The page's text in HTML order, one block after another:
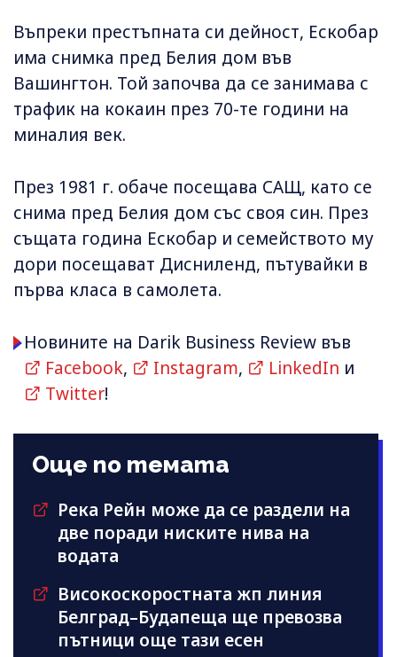
Въпреки престъпната си дейност, Ескобар
има снимка пред Белия дом във
Вашингтон. Той започва да се занимава с
трафик на кокаин през 70-те години на
миналия век.
През 1981 г. обаче посещава САЩ, като се
снима пред Белия дом със своя син. През
същата година Ескобар и семейството му
дори посещават Дисниленд, пътувайки в
първа класа в самолета.
Новините на Darik Business Review във
Facebook, Instagram, LinkedIn и
Twitter!
Още по темата
Река Рейн може да се раздели на
две поради ниските нива на
водата
Високоскоростната жп линия
Белград–Будапеща ще превозва
пътници още тази есен